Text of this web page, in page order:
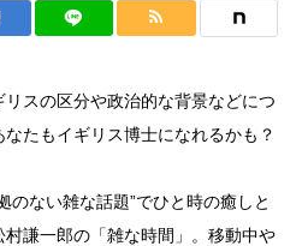
スの区分や政治的な背景などにつ
たもイギリス博士になれるかも？
のない雑な話題”でひと時の癒しと
謙一郎の「雑な時間」。移動中や